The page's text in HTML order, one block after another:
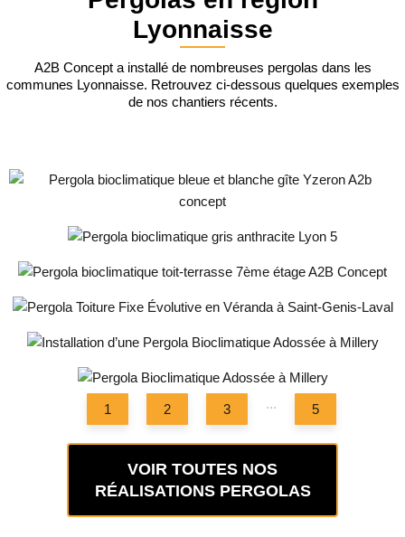
Lyonnaisse
A2B Concept a installé de nombreuses pergolas dans les
communes Lyonnaisse. Retrouvez ci-dessous quelques exemples
de nos chantiers récents.
pour un Gîte à Yzeron
avec Stores Zip à Lyon 5
Toiture-Terrasse à Lyon 5
Véranda
Adossée à Millery
Millery
1 2 3 ... 5
VOIR TOUTES NOS
RÉALISATIONS PERGOLAS